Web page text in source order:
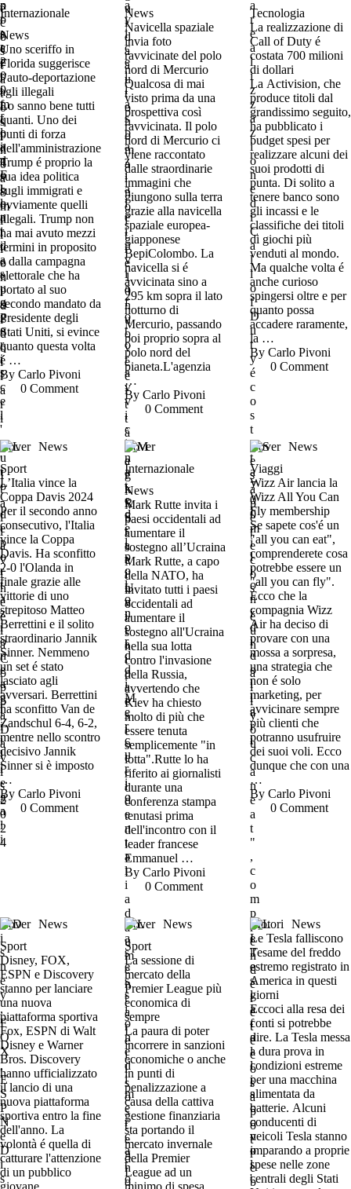
Internazionale
News
Uno sceriffo in
Florida suggerisce
l’auto-deportazione
agli illegali
Lo sanno bene tutti
quanti. Uno dei
punti di forza
dell'amministrazione
Trump é proprio la
sua idea politica
sugli immigrati e
ovviamente quelli
illegali. Trump non
ha mai avuto mezzi
termini in proposito
e dalla campagna
elettorale che ha
portato al suo
secondo mandato da
Presidente degli
Stati Uniti, si evince
quanto questa volta
é …
By Carlo Pivoni
0 Comment
News
Navicella spaziale
invia foto
ravvicinate del polo
nord di Mercurio
Qualcosa di mai
visto prima da una
prospettiva così
ravvicinata. Il polo
nord di Mercurio ci
viene raccontato
dalle straordinarie
immagini che
giungono sulla terra
grazie alla navicella
spaziale europea-
giapponese
BepiColombo. La
navicella si é
avvicinata sino a
295 km sopra il lato
notturno di
Mercurio, passando
poi proprio sopra al
polo nord del
pianeta.L'agenzia
…
By Carlo Pivoni
0 Comment
Tecnologia
La realizzazione di
Call of Duty é
costata 700 milioni
di dollari
La Activision, che
produce titoli dal
grandissimo seguito,
ha pubblicato i
budget spesi per
realizzare alcuni dei
suoi prodotti di
punta. Di solito a
tenere banco sono
gli incassi e le
classifiche dei titoli
di giochi più
venduti al mondo.
Ma qualche volta é
anche curioso
spingersi oltre e per
quanto possa
accadere raramente,
la …
By Carlo Pivoni
0 Comment
Cover News
Sport
L’Italia vince la
Coppa Davis 2024
Per il secondo anno
consecutivo, l'Italia
vince la Coppa
Davis. Ha sconfitto
2-0 l'Olanda in
finale grazie alle
vittorie di uno
strepitoso Matteo
Berrettini e il solito
straordinario Jannik
Sinner. Nemmeno
un set é stato
lasciato agli
avversari. Berrettini
ha sconfitto Van de
Zandschul 6-4, 6-2,
mentre nello scontro
decisivo Jannik
Sinner si è imposto
…
By Carlo Pivoni
0 Comment
Cover
Internazionale
News
Mark Rutte invita i
paesi occidentali ad
aumentare il
sostegno all’Ucraina
Mark Rutte, a capo
della NATO, ha
invitato tutti i paesi
occidentali ad
aumentare il
sostegno all'Ucraina
nella sua lotta
contro l'invasione
della Russia,
avvertendo che
Kiev ha chiesto
molto di più che
essere tenuta
semplicemente "in
lotta".Rutte lo ha
riferito ai giornalisti
durante una
conferenza stampa
tenutasi prima
dell'incontro con il
leader francese
Emmanuel …
By Carlo Pivoni
0 Comment
Cover
News
Viaggi
Wizz Air lancia la
Wizz All You Can
Fly membership
Se sapete cos'é un
"all you can eat",
comprenderete cosa
potrebbe essere un
"all you can fly".
Ecco che la
compagnia Wizz
Air ha deciso di
provare con una
mossa a sorpresa,
una strategia che
non é solo
marketing, per
avvicinare sempre
più clienti che
potranno usufruire
dei suoi voli. Ecco
dunque che con una
…
By Carlo Pivoni
0 Comment
Cover News
Sport
Disney, FOX,
ESPN e Discovery
stanno per lanciare
una nuova
piattaforma sportiva
Fox, ESPN di Walt
Disney e Warner
Bros. Discovery
hanno ufficializzato
il lancio di una
nuova piattaforma
sportiva entro la fine
dell'anno. La
volontà é quella di
catturare l'attenzione
di un pubblico
giovane
Cover News
Sport
La sessione di
mercato della
Premier League più
economica di
sempre
La paura di poter
incorrere in sanzioni
economiche o anche
in punti di
penalizzazione a
causa della cattiva
gestione finanziaria
sta portando il
mercato invernale
della Premier
League ad un
minimo di spesa
Motori
News
Le Tesla falliscono
l’esame del freddo
estremo registrato in
America in questi
giorni
Eccoci alla resa dei
conti si potrebbe
dire. La Tesla messa
a dura prova in
condizioni estreme
per una macchina
alimentata da
batterie. Alcuni
conducenti di
veicoli Tesla stanno
imparando a proprie
spese nelle zone
centrali degli Stati